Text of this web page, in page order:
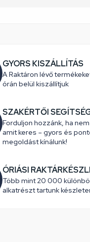
GYORS KISZÁLLÍTÁS
A Raktáron lévő
órán belül kiszállítjuk
SZAKÉRTŐI
Forduljon hozzánk, ha
amit keres – gyors és
megoldást kínálunk!
ÓRIÁSI
Több mint 20 000
alkatrészt tartunk